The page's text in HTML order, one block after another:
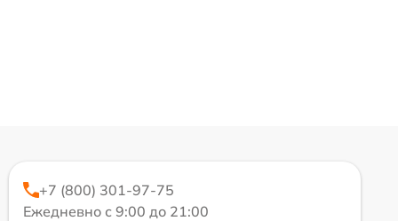
+7 (800) 301-97-75
Ежедневно с 9:00 до 21:00